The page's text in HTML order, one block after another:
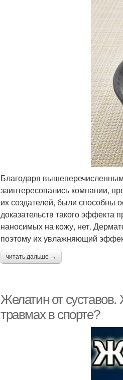
Благодаря вышеперечисленным
заинтересовались компании,
их создателей, были способны
доказательств такого эффекта
наносимых на кожу, нет.
поэтому их увлажняющий
читать дальше →
Желатин от
травмах в спорте?